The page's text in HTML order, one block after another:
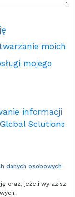
moich
mojego
informacji
Solutions
danych osobowych
oraz, jeżeli wyrazisz